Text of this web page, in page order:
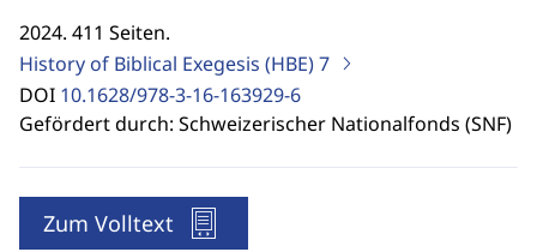
2024. 411 Seiten.
History of Biblical Exegesis (HBE)7
DOI 10.1628/978-3-16-163929-6
Gefördert durch: Schweizerischer Nationalfonds (SNF)
Zum Volltext